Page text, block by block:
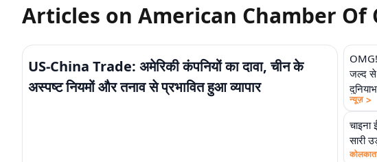
Articles on American Chamber Of
US-China Trade: अमेरिकी कंपनियों का दावा, चीन के
अस्पष्ट नियमों और तनाव से प्रभावित हुआ व्यापार
जल्द से
न्यूज़ >
चाइना
सारी